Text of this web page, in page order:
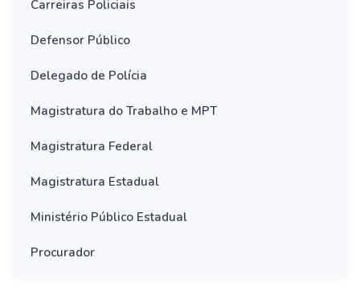
Carreiras Policiais
Defensor Público
Delegado de Polícia
Magistratura do Trabalho e MPT
Magistratura Federal
Magistratura Estadual
Ministério Público Estadual
Procurador